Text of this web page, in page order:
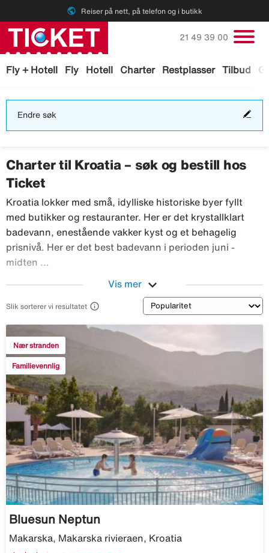
public Reiser på nett, på telefon og i butikk
Fly + Hotell Fly Hotell Charter Restplasser Tilbud
Ring oss på
21 49 39 00
Endre søk
Charter til Kroatia – søk og bestill hos
Ticket
Kroatia lokker med små, idylliske historiske byer fyllt
med butikker og restauranter. Her er det krystallklart
badevann, enestående vakker kyst og et behagelig
prisnivå. Her er det best badevann i perioden juni -
midten ...
Vis mer expand_more
Slik sorterer vi resultatet  Sortering
Nær stranden
Familievennlig
Bluesun Neptun
Makarska, Makarska rivieraen, Kroatia